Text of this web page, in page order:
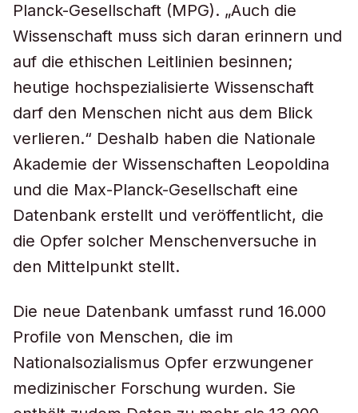
Planck-Gesellschaft (MPG). „Auch die
Wissenschaft muss sich daran erinnern und
auf die ethischen Leitlinien besinnen;
heutige hochspezialisierte Wissenschaft
darf den Menschen nicht aus dem Blick
verlieren.“ Deshalb haben die Nationale
Akademie der Wissenschaften Leopoldina
und die Max-Planck-Gesellschaft eine
Datenbank erstellt und veröffentlicht, die
die Opfer solcher Menschenversuche in
den Mittelpunkt stellt.
Die neue Datenbank umfasst rund 16.000
Profile von Menschen, die im
Nationalsozialismus Opfer erzwungener
medizinischer Forschung wurden. Sie